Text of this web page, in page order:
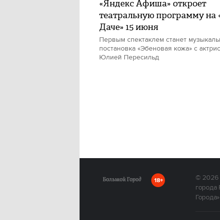
«Яндекс Афиша» откроет
театральную программу на
Даче» 15 июня
Первым спектаклем станет
постановка «Эбеновая кожа» с
Юлией Пересильд
18+ © 2026
города